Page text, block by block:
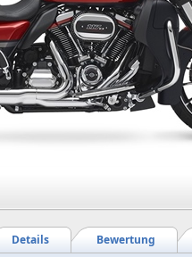
Bewertung
Details